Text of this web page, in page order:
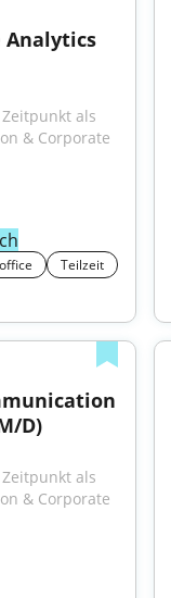
Analytics
& Corporate
Teilzeit
D)
& Corporate